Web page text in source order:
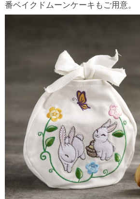
番ベイクドムーンケーキもご用意。